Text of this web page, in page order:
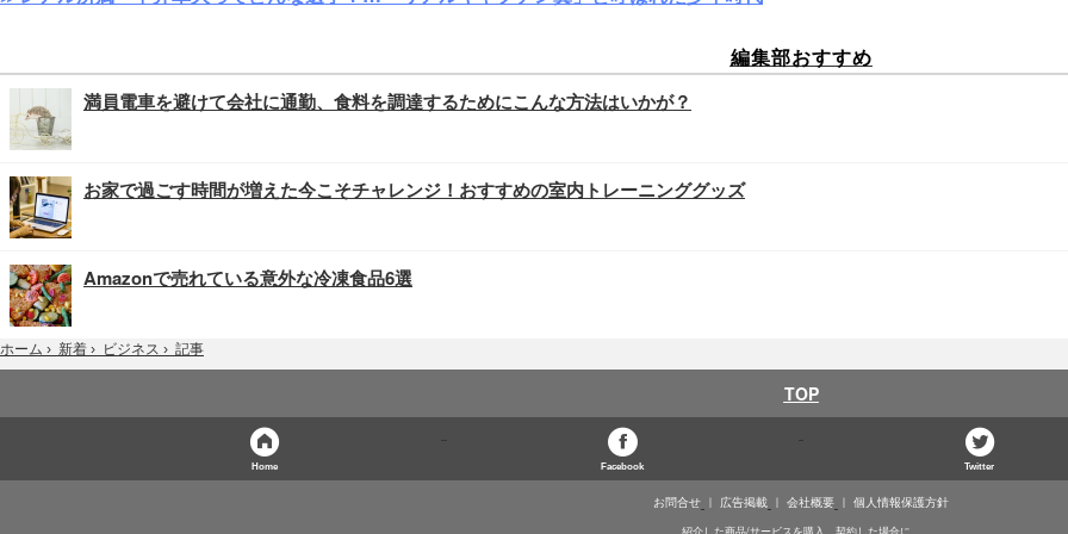
編集部おすすめ
満員電車を避けて会社に通勤、食料を調達するためにこんな方法はいかが？
お家で過ごす時間が増えた今こそチャレンジ！おすすめの室内トレーニンググッズ
Amazonで売れている意外な冷凍食品6選
ホーム › 新着 › ビジネス › 記事
TOP
Home Facebook Twitter
お問合せ 広告掲載 会社概要 個人情報保護方針
紹介した商品/サービスを購入、契約した場合に、